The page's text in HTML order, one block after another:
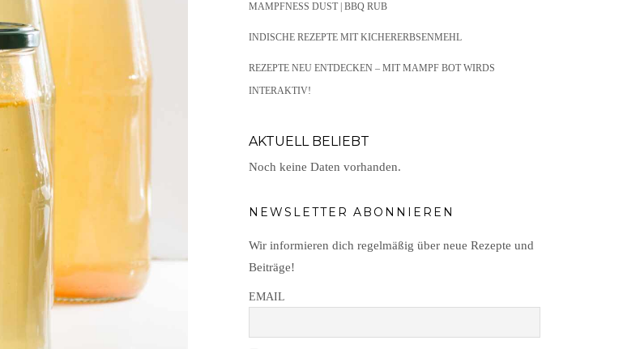
MAMPFNESS DUST | BBQ RUB
INDISCHE REZEPTE MIT KICHERERBSENMEHL
REZEPTE NEU ENTDECKEN – MIT MAMPF BOT WIRDS
INTERAKTIV!
AKTUELL BELIEBT
Noch keine Daten vorhanden.
NEWSLETTER ABONNIEREN
Wir informieren dich regelmäßig über neue Rezepte und
Beiträge!
EMAIL